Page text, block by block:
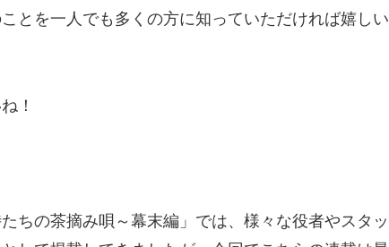
とを一人でも多くの方に知っていただければ嬉しい
！
ちの茶摘み唄～幕末編」では、様々な役者やスタッ